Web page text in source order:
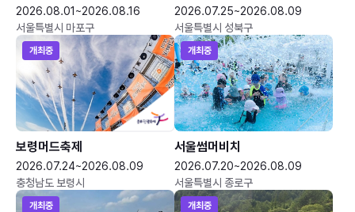
2026.08.01~2026.08.16
서울특별시 마포구
2026.07.25~2026.08.09
서울특별시 성북구
개최중
보령머드축제
2026.07.24~2026.08.09
충청남도 보령시
개최중
서울썸머비치
2026.07.20~2026.08.09
서울특별시 종로구
개최중 개최중